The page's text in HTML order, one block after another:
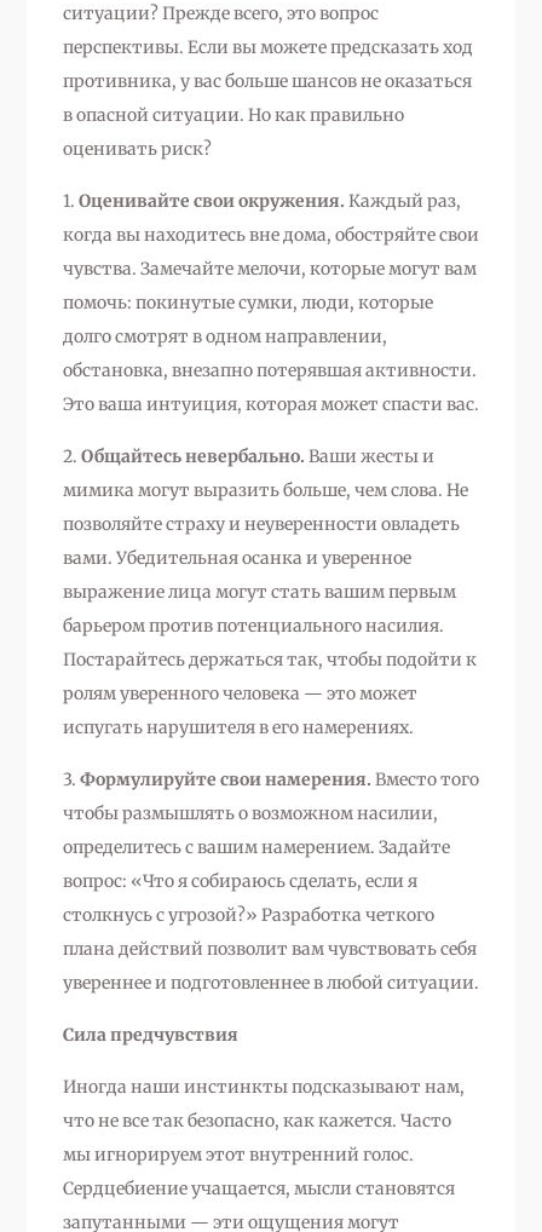
ситуации? Прежде всего, это вопрос
перспективы. Если вы можете предсказать ход
противника, у вас больше шансов не оказаться
в опасной ситуации. Но как правильно
оценивать риск?
1. Оценивайте свои окружения. Каждый раз,
когда вы находитесь вне дома, обостряйте свои
чувства. Замечайте мелочи, которые могут вам
помочь: покинутые сумки, люди, которые
долго смотрят в одном направлении,
обстановка, внезапно потерявшая активности.
Это ваша интуиция, которая может спасти вас.
2. Общайтесь невербально. Ваши жесты и
мимика могут выразить больше, чем слова. Не
позволяйте страху и неуверенности овладеть
вами. Убедительная осанка и уверенное
выражение лица могут стать вашим первым
барьером против потенциального насилия.
Постарайтесь держаться так, чтобы подойти к
ролям уверенного человека — это может
испугать нарушителя в его намерениях.
3. Формулируйте свои намерения. Вместо того
чтобы размышлять о возможном насилии,
определитесь с вашим намерением. Задайте
вопрос: «Что я собираюсь сделать, если я
столкнусь с угрозой?» Разработка четкого
плана действий позволит вам чувствовать себя
увереннее и подготовленнее в любой ситуации.
Сила предчувствия
Иногда наши инстинкты подсказывают нам,
что не все так безопасно, как кажется. Часто
мы игнорируем этот внутренний голос.
Сердцебиение учащается, мысли становятся
запутанными — эти ощущения могут